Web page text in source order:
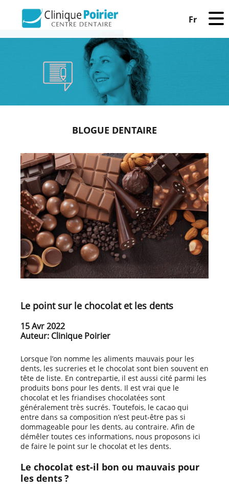
Fr
BLOGUE DENTAIRE
Le point sur le chocolat et les dents
15 Avr 2022
Auteur: Clinique Poirier
Lorsque l’on nomme les aliments mauvais pour les
dents, les sucreries et le chocolat sont bien souvent en
tête de liste. En contrepartie, il est aussi cité parmi les
produits bons pour les dents. Il est vrai que le
chocolat et les friandises chocolatées sont
généralement très sucrés. Toutefois, le cacao qui
entre dans sa composition n’est peut-être pas si
dommageable pour les dents, au contraire. Afin de
démêler toutes ces informations, nous proposons ici
de faire le point sur le chocolat et les dents.
Le chocolat est-il bon ou mauvais pour
les dents ?